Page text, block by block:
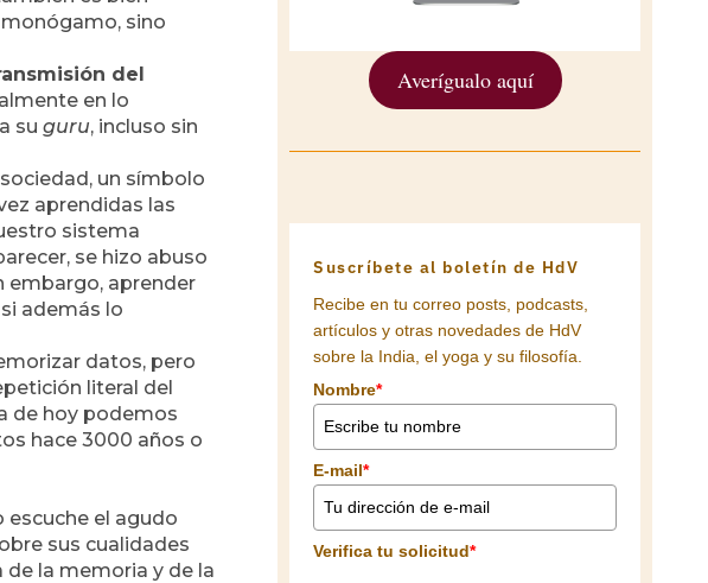
sino
del
en lo
su guru, incluso sin
un símbolo
aprendidas las
sistema
se hizo abuso
embargo, aprender
además lo
datos, pero
literal del
de hoy podemos
hace 3000 años o
escuche el agudo
sus cualidades
de la memoria y de la
Averígualo aquí
Suscríbete al boletín de HdV
Recibe en tu correo posts, podcasts,
artículos y otras novedades de HdV
sobre la India, el yoga y su filosofía.
Nombre*
E-mail*
Verifica tu solicitud*